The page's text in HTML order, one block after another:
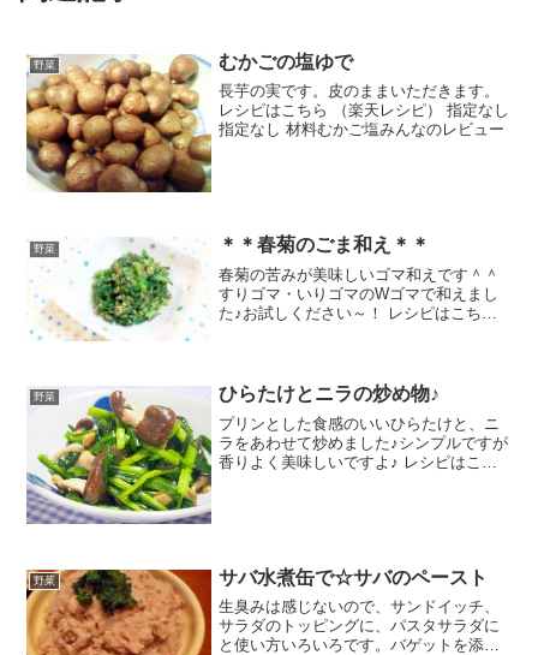
野菜 むかごの塩ゆで
長芋の実です。皮のままいただきます。
レシピはこちら （楽天レシピ） 指定なし
指定なし 材料むかご塩みんなのレビュー
野菜 ＊＊春菊のごま和え＊＊
春菊の苦みが美味しいゴマ和えです＾＾
すりゴマ・いりゴマのWゴマで和えまし
た♪お試しください～！ レシピはこちら
野菜 ひらたけとニラの炒め物♪
プリンとした食感のいいひらたけと、ニ
ラをあわせて炒めました♪シンプルですが
香りよく美味しいですよ♪ レシピはこち
野菜 サバ水煮缶で☆サバのペースト
生臭みは感じないので、サンドイッチ、
サラダのトッピングに、パスタサラダに
と使い方いろいろです。バゲットを添え